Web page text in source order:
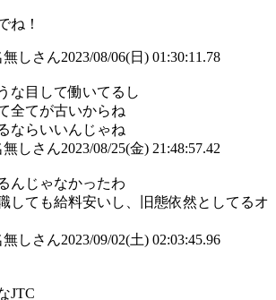
ね！
しさん2023/08/06(日) 01:30:11.78
な目して働いてるし
全てが古いからね
ならいいんじゃね
しさん2023/08/25(金) 21:48:57.42
んじゃなかったわ
しても給料安いし、旧態依然としてるオ
しさん2023/09/02(土) 02:03:45.96
JTC